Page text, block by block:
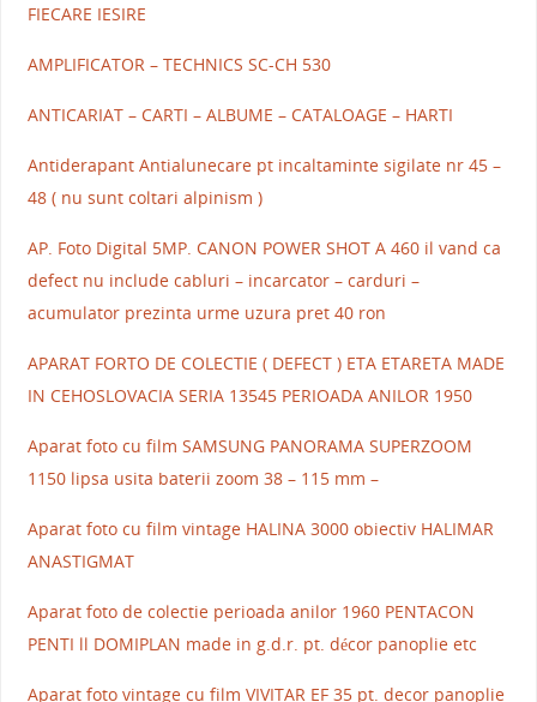
FIECARE IESIRE
AMPLIFICATOR – TECHNICS SC-CH 530
ANTICARIAT – CARTI – ALBUME – CATALOAGE – HARTI
Antiderapant Antialunecare pt incaltaminte sigilate nr 45 –
48 ( nu sunt coltari alpinism )
AP. Foto Digital 5MP. CANON POWER SHOT A 460 il vand ca
defect nu include cabluri – incarcator – carduri –
acumulator prezinta urme uzura pret 40 ron
APARAT FORTO DE COLECTIE ( DEFECT ) ETA ETARETA MADE
IN CEHOSLOVACIA SERIA 13545 PERIOADA ANILOR 1950
Aparat foto cu film SAMSUNG PANORAMA SUPERZOOM
1150 lipsa usita baterii zoom 38 – 115 mm –
Aparat foto cu film vintage HALINA 3000 obiectiv HALIMAR
ANASTIGMAT
Aparat foto de colectie perioada anilor 1960 PENTACON
PENTI ll DOMIPLAN made in g.d.r. pt. décor panoplie etc
Aparat foto vintage cu film VIVITAR EF 35 pt. decor panoplie